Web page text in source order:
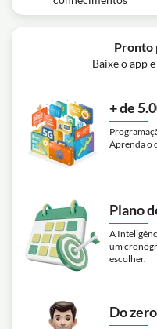
Pronto
Baixe o app
+ de
Aprenda o
Plano
A
um
escolher.
Do